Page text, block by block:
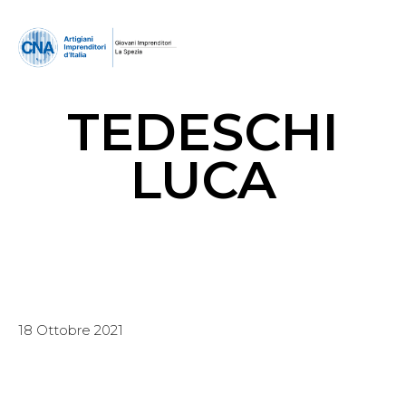
TEDESCHI
LUCA
18 Ottobre 2021